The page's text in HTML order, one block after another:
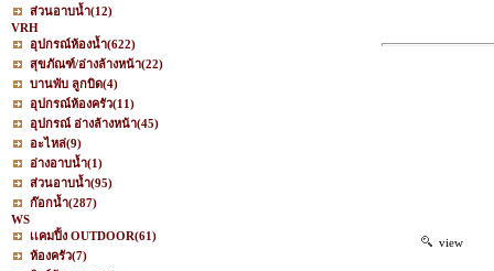
ส่วนอาบน้ำ(12)
VRH
อุปกรณ์ห้องน้ำ(622)
สุขภัณฑ์/อ่างล้างหน้า(22)
บานพับ ลูกบิด(4)
อุปกรณ์ห้องครัว(11)
อุปกรณ์ อ่างล้างหน้า(45)
อะไหล่(9)
อ่างอาบน้ำ(1)
ส่วนอาบน้ำ(95)
ก๊อกน้ำ(287)
WS
เเคมปิ้ง OUTDOOR(61)
ห้องครัว(7)
view